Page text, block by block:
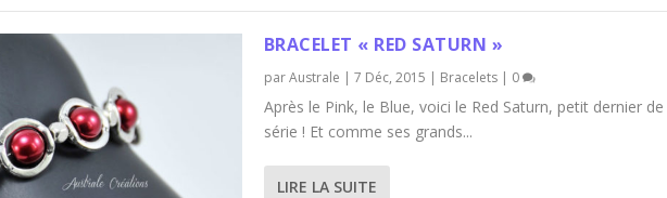
BRACELET « RED SATURN »
parAustrale | 7 Déc, 2015 | Bracelets| 0
Après le Pink, le Blue, voici le Red Saturn, petit dernier de
série ! Et comme ses grands...
LIRE LA SUITE